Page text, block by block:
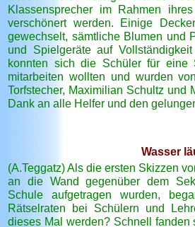
Klassensprecher im Rahmen
verschönert werden. Einige
gewechselt, sämtliche Blumen und
und Spielgeräte auf
konnten sich die Schüler für eine
mitarbeiten wollten und wurden
Torfstecher, Maximilian Schultz und
Dank an alle Helfer und den
Wasser
(A.Teggatz) Als die ersten Skizzen
an die Wand gegenüber dem
Schule aufgetragen wurden,
Rätselraten bei Schülern und
dieses Mal werden? Schnell